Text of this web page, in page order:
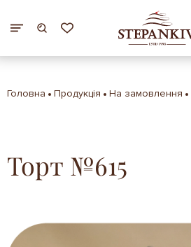
Головна Продукція На замовлення
Торт №615